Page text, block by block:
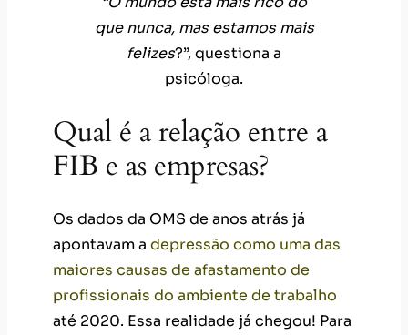
que nunca, mas estamos mais
felizes?”, questiona a
psicóloga.
Qual é a relação entre a
FIB e as empresas?
Os dados da OMS de anos atrás já
apontavam a depressão como uma das
maiores causas de afastamento de
profissionais do ambiente de trabalho
até 2020. Essa realidade já chegou! Para